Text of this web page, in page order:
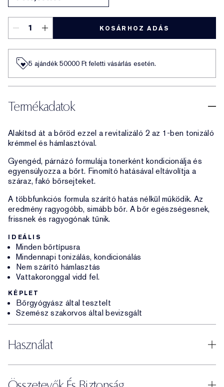
KOSÁRHOZ ADÁS
5 ajándék 50000​ Ft feletti vásárlás esetén.
Termékadatok
Alakítsd át a bőröd ezzel a revitalizáló 2 az 1-ben tonizáló
krémmel és hámlasztóval.
Gyengéd, párnázó formulája tonerként kondicionálja és
egyensúlyozza a bőrt. Finomító hatásával eltávolítja a
száraz, fakó bőrsejteket.
A többfunkciós formula szárító hatás nélkül működik. Az
eredmény ragyogóbb, simább bőr. A bőr egészségesnek,
frissnek és ragyogónak tűnik.
IDEÁLIS
Minden bőrtípusra
Mindennapi tonizálás, kondicionálás
Nem szárító hámlasztás
Vattakoronggal vidd fel.
KÉPLET
Bőrgyógyász által tesztelt
Szemész szakorvos által bevizsgált
Használat